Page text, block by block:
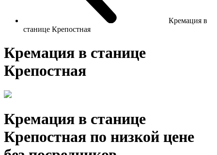
Кремация в
станице Крепостная
Кремация в станице
Крепостная
Кремация в станице
Крепостная по низкой цене